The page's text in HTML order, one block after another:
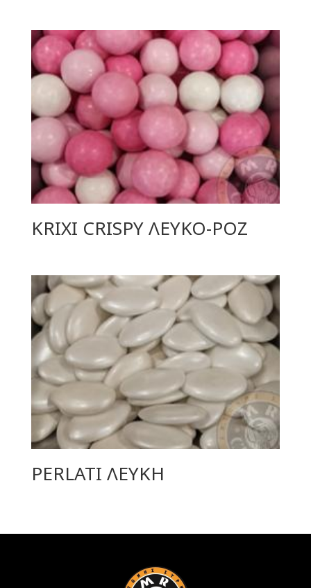
KRIXI CRISPY ΛΕΥΚΟ-ΡΟΖ
PERLATI ΛΕΥΚΗ